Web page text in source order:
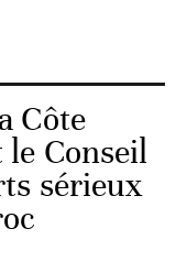
Côte
le Conseil
sérieux